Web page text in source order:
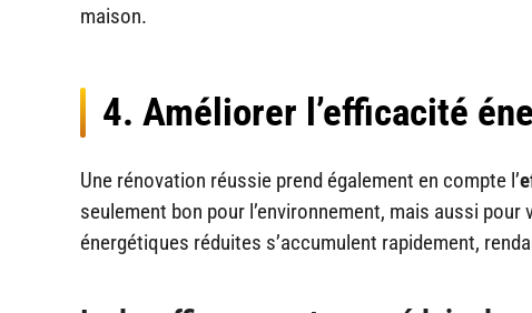
maison.
4. Améliorer l’efficacité
Une rénovation réussie prend également en compte l’
seulement bon pour l’environnement, mais aussi
énergétiques réduites s’accumulent rapidement,